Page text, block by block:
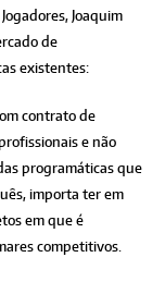
Joaquim
de
existentes:
contrato de
e não
programáticas que
importa ter em
em que é
competitivos.